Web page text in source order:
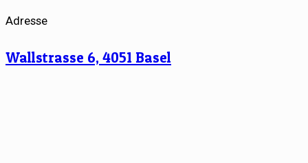
Adresse
Wallstrasse 6, 4051 Basel